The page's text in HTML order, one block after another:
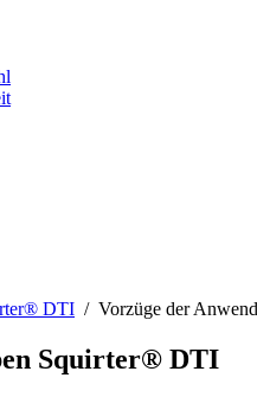
DTI / Vorzüge der
Squirter® DTI